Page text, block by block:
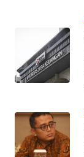
KEPRI
WN
WN
PAPUA
BARAT